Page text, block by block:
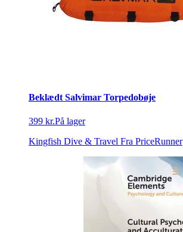
Beklædt Salvimar Torpedobøje
399 kr.På lager
Kingfish Dive & Travel Fra PriceRunner